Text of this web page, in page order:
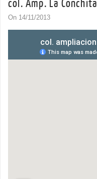
col. Amp. La Conchita
On 14/11/2013